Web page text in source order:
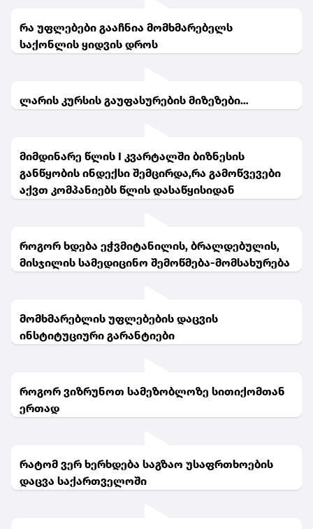
რა უფლებები გააჩნია მომხმარებელს
საქონლის ყიდვის დროს
ლარის კურსის გაუფასურების მიზეზები…
მიმდინარე წლის I კვარტალში ბიზნესის
განწყობის ინდექსი შემცირდა,რა გამოწვევები
აქვთ კომპანიებს წლის დასაწყისიდან
როგორ ხდება ეჭვმიტანილის, ბრალდებულის,
მისჯილის სამედიცინო შემოწმება-მომსახურება
მომხმარებლის უფლებების დაცვის
ინსტიტუციური გარანტიები
როგორ ვიზრუნოთ სამეზობლოზე სითიქომთან
ერთად
რატომ ვერ ხერხდება საგზაო უსაფრთხოების
დაცვა საქართველოში